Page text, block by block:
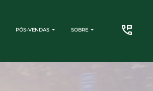
PÓS-VENDAS SOBRE